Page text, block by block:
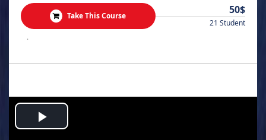
Take This Course 50$
21 Student
.
Play